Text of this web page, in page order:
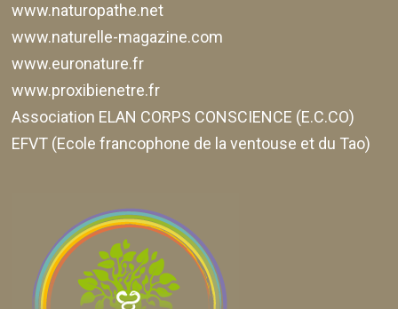
www.naturopathe.net
www.naturelle-magazine.com
www.euronature.fr
www.proxibienetre.fr
Association ELAN CORPS CONSCIENCE (E.C.CO)
EFVT (Ecole francophone de la ventouse et du Tao)